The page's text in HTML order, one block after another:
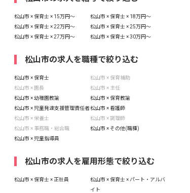
松山市 × 保育士 × 15万円〜
松山市 × 保育士 × 18万円〜
松山市 × 保育士 × 22万円〜
松山市 × 保育士 × 25万円〜
松山市 × 保育士 × 27万円〜
松山市 × 保育士 × 30万円〜
松山市の求人を職種で絞り込む
松山市 × 保育士
松山市 × 保育補助
松山市 × 園長
松山市 × 主任
松山市 × 幼稚園教諭
松山市 × 保育教諭
松山市 × 児童発達支援管理責任者松山市 × 看護師
松山市 × 栄養士
松山市 × 調理師
松山市 × 事務職・総合職
松山市 × その他(職種)
松山市 × 児童指導員
松山市の求人を雇用形態で絞り込む
松山市 × 保育士 × 正社員
松山市 × 保育士 × パート・アルバ
イト